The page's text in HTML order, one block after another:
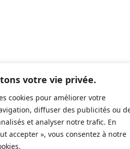
votre vie privée.
cookies pour améliorer votre
diffuser des publicités ou
et analyser notre trafic. En
accepter », vous consentez à notre